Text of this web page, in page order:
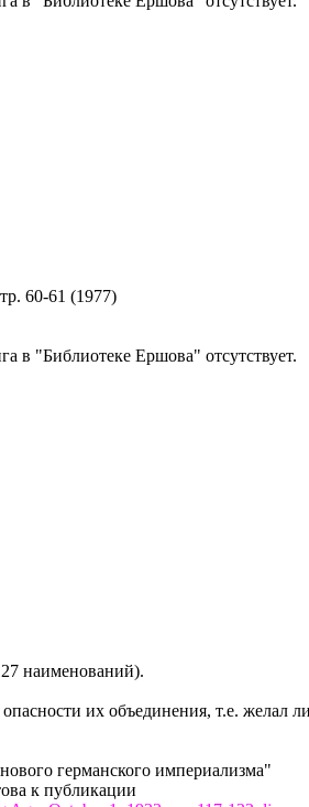
60-61 (1977)
в "Библиотеке Ершова" отсутствует.
наименований).
их объединения, т.е. желал
германского империализма"
к публикации